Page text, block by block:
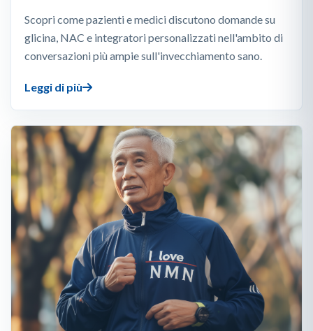
Scopri come pazienti e medici discutono domande su
glicina, NAC e integratori personalizzati nell'ambito di
conversazioni più ampie sull'invecchiamento sano.
Leggi di più